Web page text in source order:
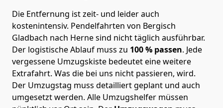
Die Entfernung ist zeit- und leider auch
kostenintensiv. Pendelfahrten von Bergisch
Gladbach nach Herne sind nicht täglich ausführbar.
Der logistische Ablauf muss zu 100 % passen. Jede
vergessene Umzugskiste bedeutet eine weitere
Extrafahrt. Was die bei uns nicht passieren, wird.
Der Umzugstag muss detailliert geplant und auch
umgesetzt werden. Alle Umzugshelfer müssen